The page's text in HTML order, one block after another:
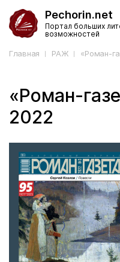
Pechorin.net
Портал больших
возможностей
Главная РАЖ «Роман-
«Роман-
2022